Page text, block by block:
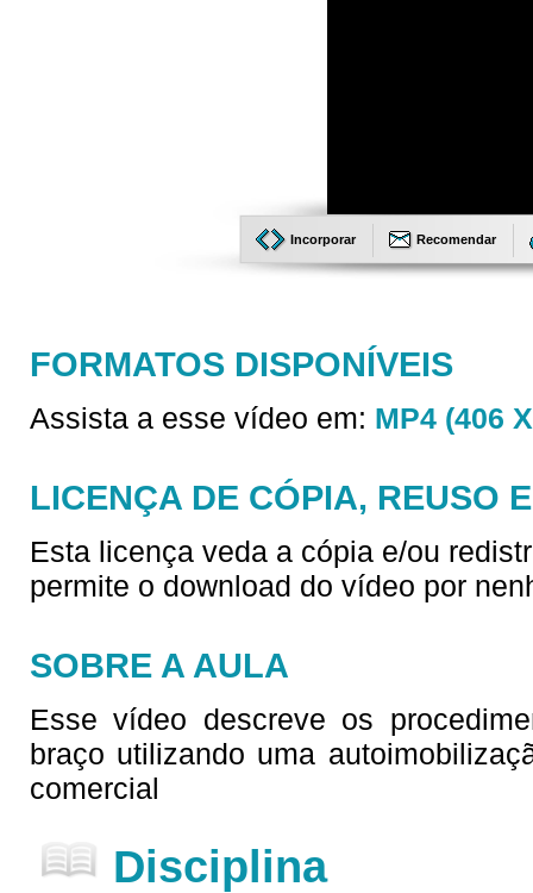
Incorporar Recomendar
FORMATOS DISPONÍVEIS
Assista a esse vídeo em: MP4 (406
LICENÇA DE CÓPIA, REUSO
Esta licença veda a cópia e/ou
permite o download do vídeo por
SOBRE A AULA
Esse vídeo descreve os
braço utilizando uma
comercial
Disciplina